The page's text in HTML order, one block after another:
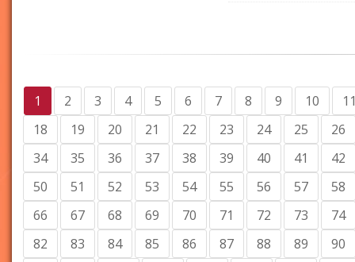
1 2 3 4 5 6 7 8 9 10
18
19 20 21 22 23 24 25
26
34
35 36 37 38 39 40 41
42
50
51 52 53 54 55 56 57
58
66
67 68 69 70 71 72 73
74
82
83 84 85 86 87 88 89
90